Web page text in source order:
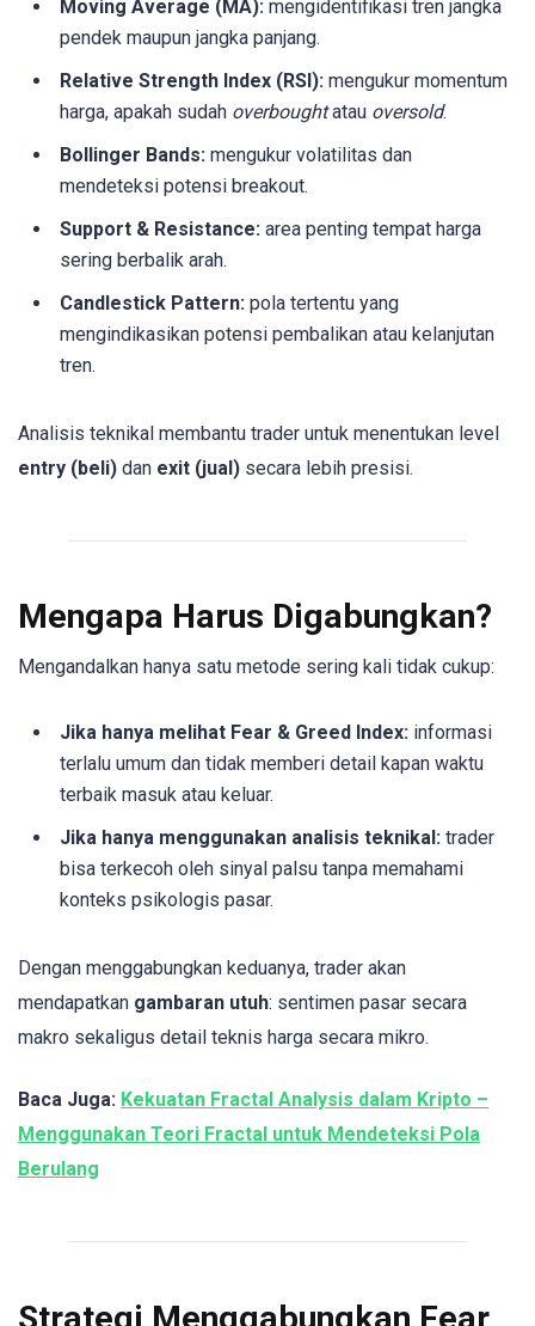
Moving Average (MA): mengidentifikasi tren jangka
pendek maupun jangka panjang.
Relative Strength Index (RSI): mengukur momentum
harga, apakah sudah overboughtatau oversold.
Bollinger Bands: mengukur volatilitas dan
mendeteksi potensi breakout.
Support & Resistance: area penting tempat harga
sering berbalik arah.
Candlestick Pattern: pola tertentu yang
mengindikasikan potensi pembalikan atau kelanjutan
tren.
Analisis teknikal membantu trader untuk menentukan level
entry (beli) dan exit (jual) secara lebih presisi.
Mengapa Harus Digabungkan?
Mengandalkan hanya satu metode sering kali tidak cukup:
Jika hanya melihat Fear & Greed Index: informasi
terlalu umum dan tidak memberi detail kapan waktu
terbaik masuk atau keluar.
Jika hanya menggunakan analisis teknikal: trader
bisa terkecoh oleh sinyal palsu tanpa memahami
konteks psikologis pasar.
Dengan menggabungkan keduanya, trader akan
mendapatkan gambaran utuh: sentimen pasar secara
makro sekaligus detail teknis harga secara mikro.
Baca Juga: Kekuatan Fractal Analysis dalam Kripto –
Menggunakan Teori Fractal untuk Mendeteksi Pola
Berulang
Strategi Menggabungkan Fear